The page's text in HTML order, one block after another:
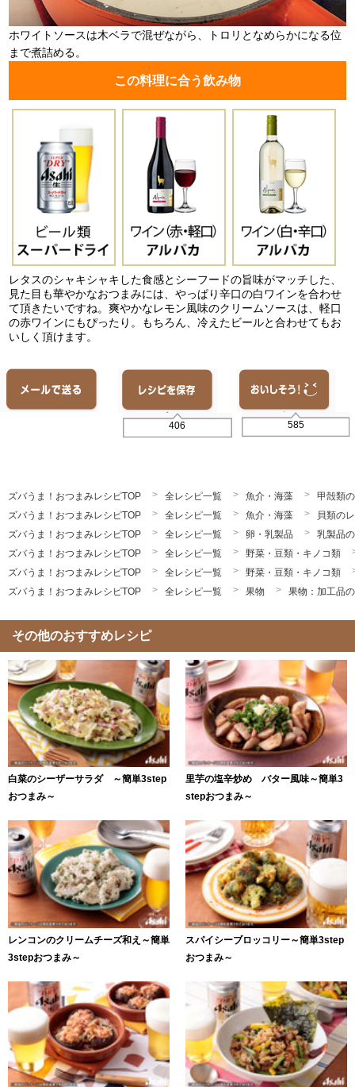
ホワイトソースは木ベラで混ぜながら、トロリとなめらかになる位
まで煮詰める。
この料理に合う飲み物
レタスのシャキシャキした食感とシーフードの旨味がマッチした、
見た目も華やかなおつまみには、やっぱり辛口の白ワインを合わせ
て頂きたいですね。爽やかなレモン風味のクリームソースは、軽口
の赤ワインにもぴったり。もちろん、冷えたビールと合わせてもお
いしく頂けます。
406 585
ズバうま！おつまみレシピTOP 全レシピ一覧 魚介・海藻
甲殻類
ズバうま！おつまみレシピTOP
全レシピ一覧 魚介・海藻
貝類の
ズバうま！おつまみレシピTOP
全レシピ一覧 卵・乳製品
乳製品
ズバうま！おつまみレシピTOP
全レシピ一覧
野菜・豆類・キノコ類
ズバうま！おつまみレシピTOP
全レシピ一覧
野菜・豆類・キノコ類
ズバうま！おつまみレシピTOP
全レシピ一覧 果物 果物：加工品
その他のおすすめレシピ
白菜のシーザーサラダ ～簡単3step
おつまみ～
里芋の塩辛炒め バター風味～簡単3
stepおつまみ～
レンコンのクリームチーズ和え～簡単
3stepおつまみ～
スパイシーブロッコリー～簡単3step
おつまみ～